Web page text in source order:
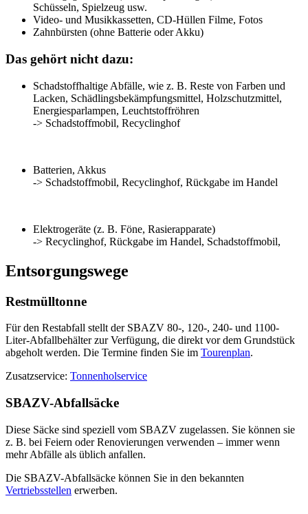
Schüsseln, Spielzeug usw.
Video- und Musikkassetten, CD-Hüllen Filme, Fotos
Zahnbürsten (ohne Batterie oder Akku)
Das gehört nicht dazu:
Schadstoffhaltige Abfälle, wie z. B. Reste von Farben und
Lacken, Schädlingsbekämpfungsmittel, Holzschutzmittel,
Energiesparlampen, Leuchtstoffröhren
-> Schadstoffmobil, Recyclinghof
Batterien, Akkus
-> Schadstoffmobil, Recyclinghof, Rückgabe im Handel
Elektrogeräte (z. B. Föne, Rasierapparate)
-> Recyclinghof, Rückgabe im Handel, Schadstoffmobil,
Entsorgungswege
Restmülltonne
Für den Restabfall stellt der SBAZV 80-, 120-, 240- und 1100-
Liter-Abfallbehälter zur Verfügung, die direkt vor dem Grundstück
abgeholt werden. Die Termine finden Sie im Tourenplan.
Zusatzservice: Tonnenholservice
SBAZV-Abfallsäcke
Diese Säcke sind speziell vom SBAZV zugelassen. Sie können sie
z. B. bei Feiern oder Renovierungen verwenden – immer wenn
mehr Abfälle als üblich anfallen.
Die SBAZV-Abfallsäcke können Sie in den bekannten
Vertriebsstellen erwerben.